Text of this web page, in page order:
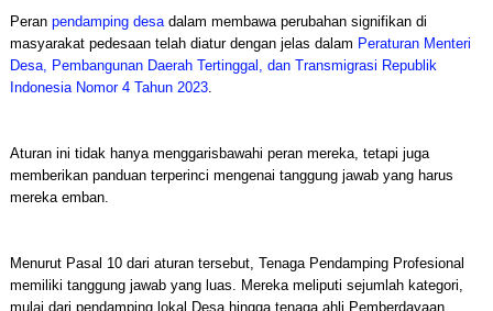
Peran pendamping desadalam membawa perubahan signifikan di
masyarakat pedesaan telah diatur dengan jelas dalam Peraturan Menteri
Desa, Pembangunan Daerah Tertinggal, dan Transmigrasi Republik
Indonesia Nomor 4 Tahun 2023.
Aturan ini tidak hanya menggarisbawahi peran mereka, tetapi juga
memberikan panduan terperinci mengenai tanggung jawab yang harus
mereka emban.
Menurut Pasal 10 dari aturan tersebut, Tenaga Pendamping Profesional
memiliki tanggung jawab yang luas. Mereka meliputi sejumlah kategori,
mulai dari pendamping lokal Desa hingga tenaga ahli Pemberdayaan